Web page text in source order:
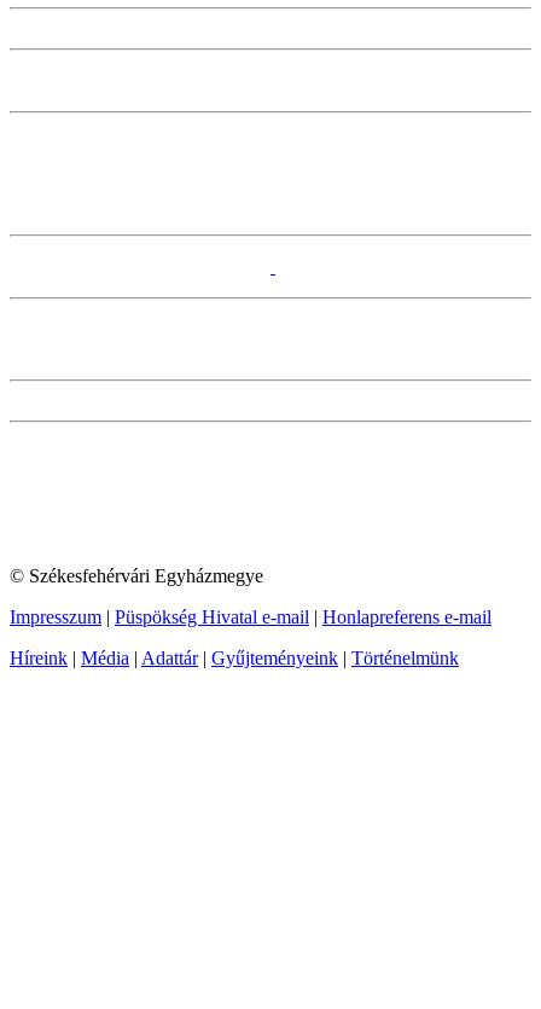
© Székesfehérvári Egyházmegye
Impresszum | Püspökség Hivatal e-mail | Honlapreferens e-mail
Híreink | Média | Adattár| Gyűjteményeink | Történelmünk